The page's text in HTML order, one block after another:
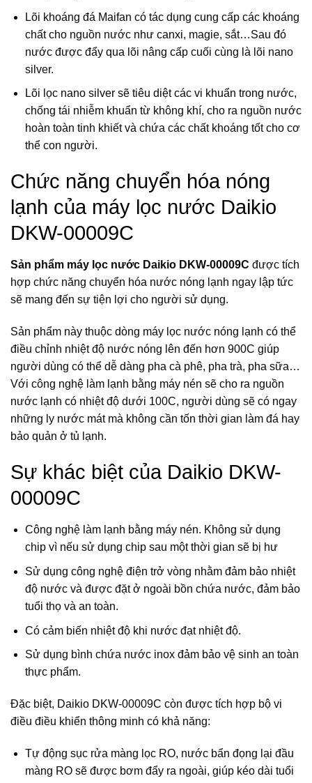
Lõi khoáng đá Maifan có tác dụng cung cấp các khoáng
chất cho nguồn nước như canxi, magie, sắt…Sau đó
nước được đẩy qua lõi nâng cấp cuối cùng là lõi nano
silver.
Lõi lọc nano silver sẽ tiêu diệt các vi khuẩn trong nước,
chống tái nhiễm khuẩn từ không khí, cho ra nguồn nước
hoàn toàn tinh khiết và chứa các chất khoáng tốt cho cơ
thể con người.
Chức năng chuyển hóa nóng
lạnh của máy lọc nước Daikio
DKW-00009C
Sản phẩm máy lọc nước Daikio DKW-00009C được tích
hợp chức năng chuyển hóa nước nóng lạnh ngay lập tức
sẽ mang đến sự tiện lợi cho người sử dụng.
Sản phẩm này thuộc dòng máy lọc nước nóng lạnh có thể
điều chỉnh nhiệt độ nước nóng lên đến hơn 900C giúp
người dùng có thể dễ dàng pha cà phê, pha trà, pha sữa…
Với công nghệ làm lạnh bằng máy nén sẽ cho ra nguồn
nước lạnh có nhiệt độ dưới 100C, người dùng sẽ có ngay
những ly nước mát mà không cần tốn thời gian làm đá hay
bảo quản ở tủ lạnh.
Sự khác biệt của Daikio DKW-
00009C
Công nghệ làm lạnh bằng máy nén. Không sử dụng
chip vì nếu sử dụng chip sau một thời gian sẽ bị hư
Sử dụng công nghệ điện trở vòng nhằm đảm bảo nhiệt
độ nước và được đặt ở ngoài bồn chứa nước, đảm bảo
tuổi thọ và an toàn.
Có cảm biến nhiệt độ khi nước đạt nhiệt độ.
Sử dụng bình chứa nước inox đảm bảo vệ sinh an toàn
thực phẩm.
Đặc biệt, Daikio DKW-00009C còn được tích hợp bộ vi
điều điều khiển thông minh có khả năng:
Tự động sục rửa màng lọc RO, nước bẩn đọng lại đầu
màng RO sẽ được bơm đẩy ra ngoài, giúp kéo dài tuổi